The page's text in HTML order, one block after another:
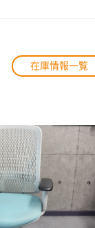
在庫情報一覧